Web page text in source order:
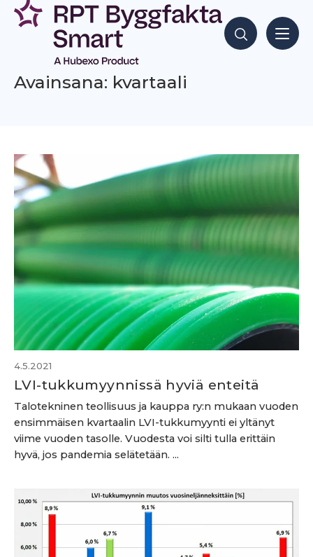
Siirry
sisältöön
Hae sisältöjä
Avainsana: kvartaali
4.5.2021
LVI-tukkumyynnissä hyviä enteitä
Talotekninen teollisuus ja kauppa ry:n mukaan vuoden
ensimmäisen kvartaalin LVI-tukkumyynti ei yltänyt
viime vuoden tasolle. Vuodesta voi silti tulla erittäin
hyvä, jos pandemia selätetään. ...